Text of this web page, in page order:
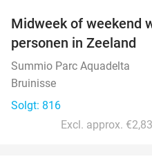
Midweek of weekend
personen in Zeeland
Summio Parc Aquadelta
Bruinisse
Solgt: 816
Excl. approx.